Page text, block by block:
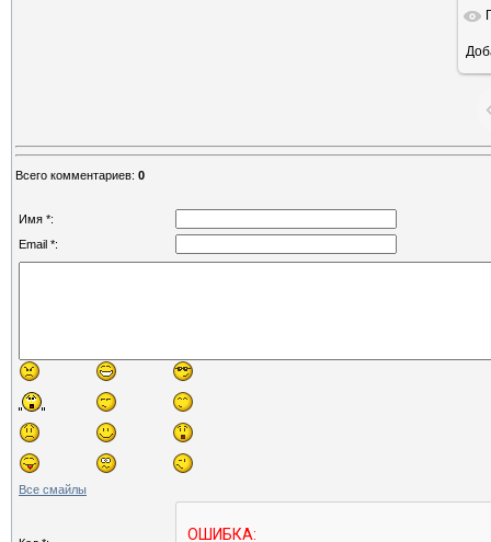
Всего комментариев: 0
Имя *:
Email *:
Все смайлы